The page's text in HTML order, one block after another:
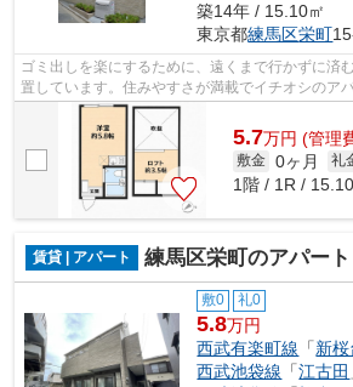
築14年 / 15.10㎡
東京都練馬区栄町
ゴミ出しを楽にするために、遠くまで行かずに済
置しています。住みやすさが満載でイチオシのア
3分に駅がある物件です。2駅利用でき...
5.7万円 (管理
敷金 0ヶ月 礼
1階 / 1R /
賃貸 | アパート 練馬区栄町のアパート
敷0 礼0
5.8万円
西武有楽町線 「新桜
西武池袋線 「江古田